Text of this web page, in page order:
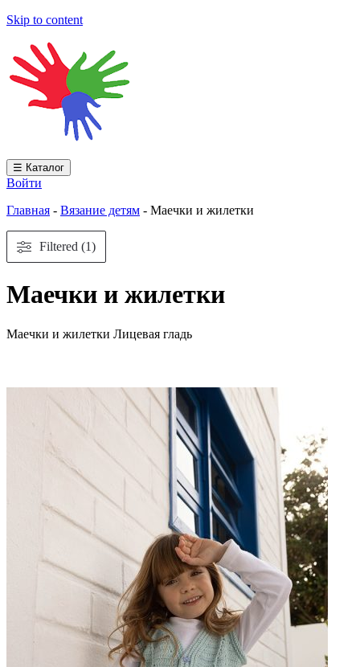
Skip to content
☰ Каталог
Войти
Главная - Вязание детям - Маечки и жилетки
Filtered (1)
Маечки и жилетки
Маечки и жилетки Лицевая гладь